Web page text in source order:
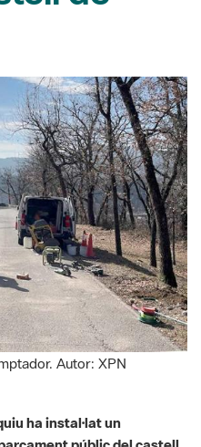
Autor: XPN
ha instal·lat un
del nombre d’usuaris
els vehicles que